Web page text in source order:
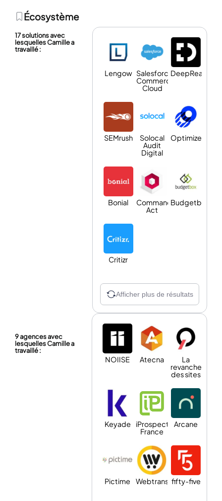
Écosystème
17 solutions avec
lesquelles Camille a
travaillé :
Lengow Salesforce
Commerce
Cloud
DeepReach
SEMrush
Solocal
Audit
Digital
Optimizely
Bonial
Commanders
Act
Budgetbox
Critizr
Afficher plus de résultats
9 agences avec
lesquelles Camille a
travaillé :
NOIISE Atecna
La
revanche
des sites
Keyade
iProspect
France
Arcane
Pictime Webtransitionfifty-five